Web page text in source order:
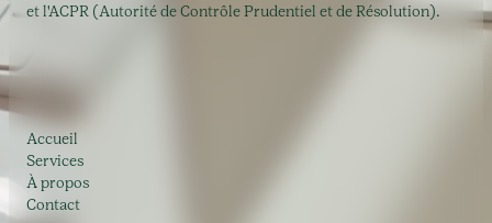
et l'ACPR (Autorité de Contrôle Prudentiel et de Résolution).
Accueil
Services
À propos
Contact